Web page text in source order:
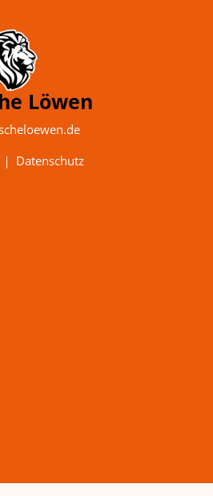
Löwen
｜ Datenschutz